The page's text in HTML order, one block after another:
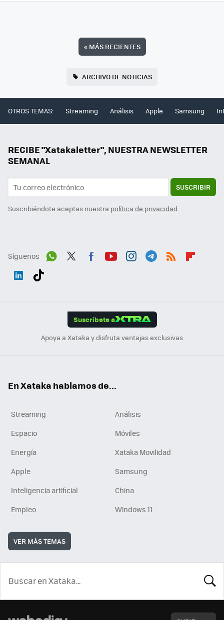
« MÁS RECIENTES
ARCHIVO DE NOTICIAS
OTROS TEMAS: Streaming Análisis Apple Samsung
RECIBE "Xatakaletter", NUESTRA NEWSLETTER
SEMANAL
SUSCRIBIR
Suscribiéndote aceptas nuestra política de privacidad
Síguenos
Suscríbete a
Apoya a Xataka y disfruta ventajas exclusivas
En Xataka hablamos de...
Streaming
Análisis
Espacio
Móviles
Energía
Xataka Movilidad
Apple
Samsung
Inteligencia artificial
China
Empleo
Windows 11
VER MÁS TEMAS